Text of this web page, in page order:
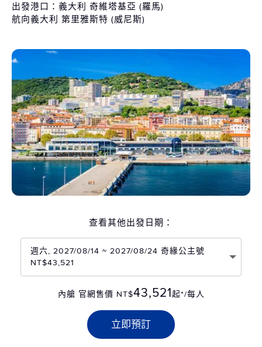
出發港口：義大利 奇維塔基亞 (羅馬)
航向義大利 第里雅斯特 (威尼斯)
查看其他出發日期：
週六, 2027/08/14 ~ 2027/08/24 奇緣公主號
NT$43,521
內艙 官網售價 NT$43,521起*/每人
立即預訂